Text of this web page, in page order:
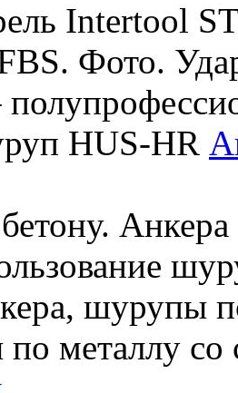
Intertool
Фото.
шурупы